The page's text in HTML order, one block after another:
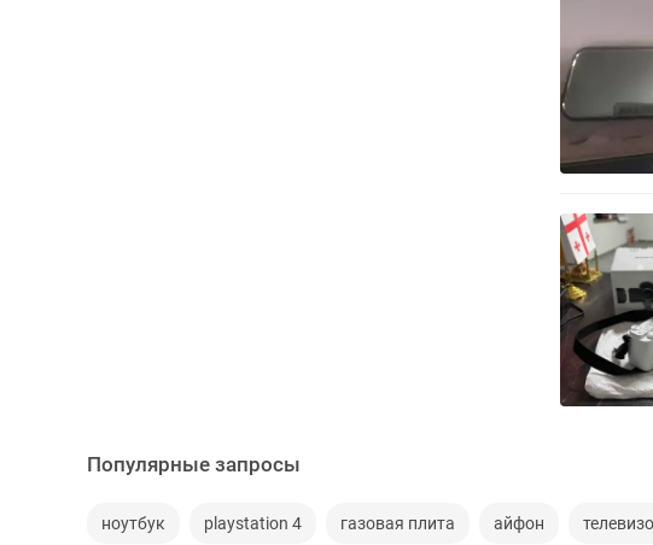
Популярные запросы
ноутбук playstation 4 газовая плита айфон